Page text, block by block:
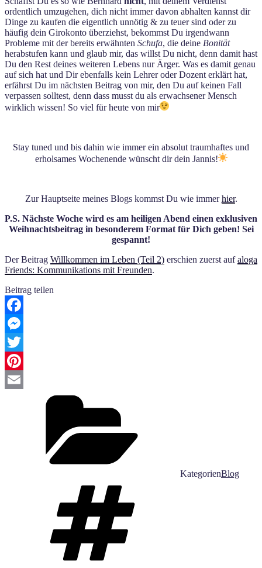
ordentlich umzugehen, dich nicht immer davon abhalten kannst dir
Dinge zu kaufen die eigentlich unnötig & zu teuer sind oder zu
häufig dein Girokonto überziehst, bekommst Du irgendwann
Probleme mit der bereits erwähnten Schufa, die deine Bonität
herabstufen kann und glaub mir, das willst Du nicht, denn damit hast
Du den Rest deines weiteren Lebens nur Ärger. Was es damit genau
auf sich hat und Dir ebenfalls kein Lehrer oder Dozent erklärt hat,
erfährst Du im nächsten Beitrag von mir, den Du auf keinen Fall
verpassen solltest, denn dass musst du als erwachsener Mensch
wirklich wissen! So viel für heute von mir
Stay tuned und bis dahin wie immer ein absolut traumhaftes und
erholsames Wochenende wünscht dir dein Jannis!
Zur Hauptseite meines Blogs kommst Du wie immerhier.
P.S. Nächste Woche wird es am heiligen Abend einen exklusiven
Weihnachtsbeitrag in besonderem Format für Dich geben! Sei
gespannt!
Der Beitrag Willkommen im Leben (Teil 2) erschien zuerst aufaloga
Friends: Kommunikations mit Freunden.
Beitrag teilen
Facebook
Messenger
Twitter
Pinterest
KategorienBlog